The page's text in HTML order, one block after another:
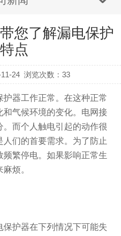
您了解漏电保护
点
24 浏览次数：33
器工作正常。在这种正常
气候环境的变化。电网接
而个人触电引起的动作很
们的首要需求。为了防止
繁停电。如果影响正常生
烦。
护器在下列情况下可能失